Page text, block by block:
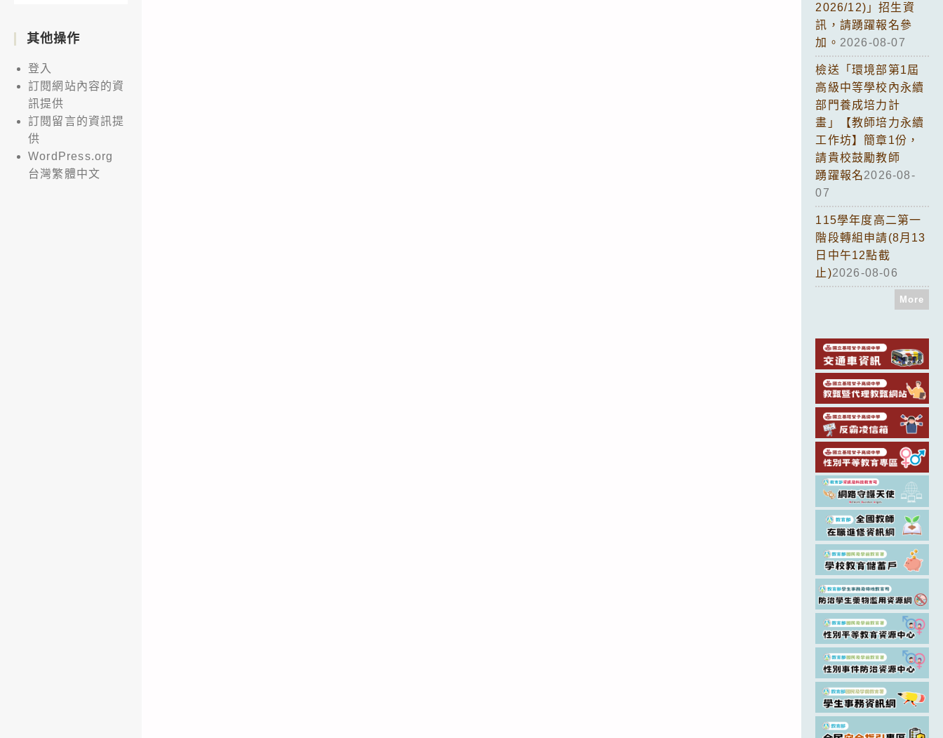
其他操作
登入
訂閱網站內容的資
訊提供
訂閱留言的資訊提
供
WordPress.org
台灣繁體中文
2026/12)」招生資
訊，請踴躍報名參
加。 2026-08-07
檢送「環境部第1屆
高級中等學校內永續
部門養成培力計
畫」【教師培力永續
工作坊】簡章1份，
請貴校鼓勵教師
踴躍報名2026-08-
07
115學年度高二第一
階段轉組申請(8月13
日中午12點截
止)2026-08-06
More